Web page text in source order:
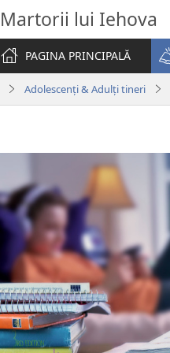
Martorii lui Iehova
PAGINA PRINCIPALĂ
Adolescenți & Adulți tineri